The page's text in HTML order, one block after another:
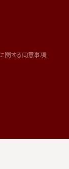
関する同意事項